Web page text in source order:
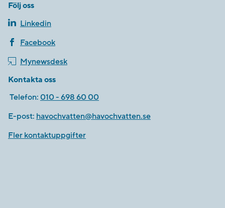
Följ oss
Linkedin
Facebook
Mynewsdesk
Kontakta oss
Telefon: 010 - 698 60 00
E-post: havochvatten@havochvatten.se
Fler kontaktuppgifter